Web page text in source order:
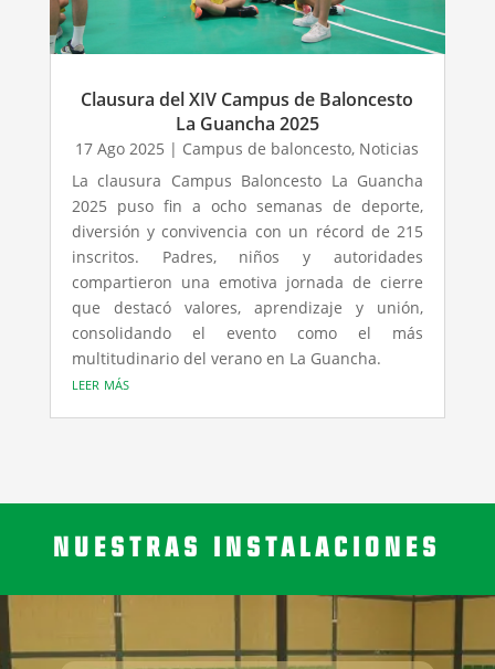
Clausura del XIV Campus de Baloncesto
La Guancha 2025
17 Ago 2025 | Campus de baloncesto, Noticias
La clausura Campus Baloncesto La Guancha
2025 puso fin a ocho semanas de deporte,
diversión y convivencia con un récord de 215
inscritos. Padres, niños y autoridades
compartieron una emotiva jornada de cierre
que destacó valores, aprendizaje y unión,
consolidando el evento como el más
multitudinario del verano en La Guancha.
leer más
NUESTRAS INSTALACIONES